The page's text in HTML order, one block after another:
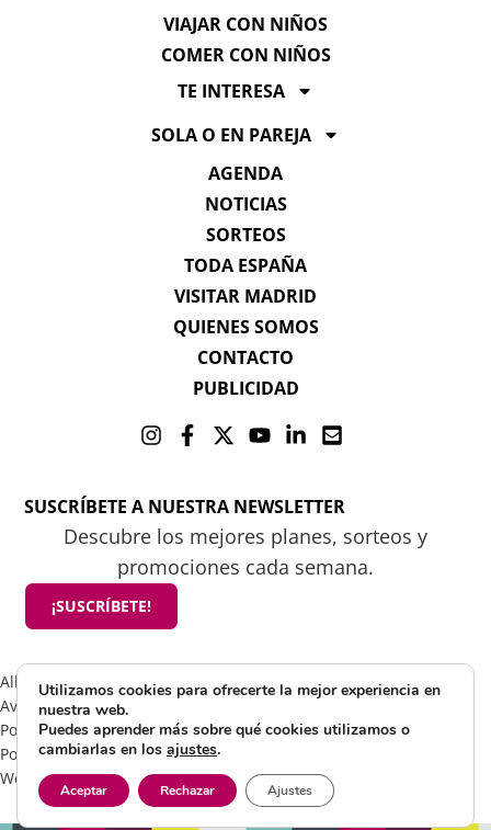
VIAJAR CON NIÑOS
COMER CON NIÑOS
TE INTERESA
SOLA O EN PAREJA
AGENDA
NOTICIAS
SORTEOS
TODA ESPAÑA
VISITAR MADRID
QUIENES SOMOS
CONTACTO
PUBLICIDAD
SUSCRÍBETE A NUESTRA NEWSLETTER
Descubre los mejores planes, sorteos y
promociones cada semana.
¡SUSCRÍBETE!
All rights reserved 2025 ©Mamá tiene un plan
Aviso Legal
Política de Cookies
Política de Privacidad
Web by Visible Marketing
Utilizamos cookies para ofrecerte la mejor experiencia en
nuestra web.
Puedes aprender más sobre qué cookies utilizamos o
cambiarlas en los ajustes.
Aceptar Rechazar Ajustes